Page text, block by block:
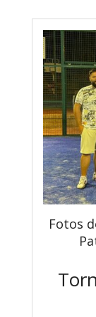
Fotos